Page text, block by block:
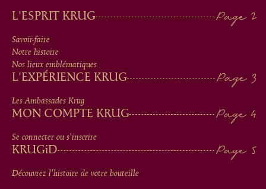
MAIN
MEN
IN
FOOTER
L'ESPRIT KRUG
Savoir-faire
Notre histoire
Nos lieux emblématiques
L'EXPÉRIENCE KRUG
Les Ambassades Krug
MON COMPTE KRUG
Se connecter ou s'inscrire
KRUGiD
Découvrez l'histoire de votre bouteille